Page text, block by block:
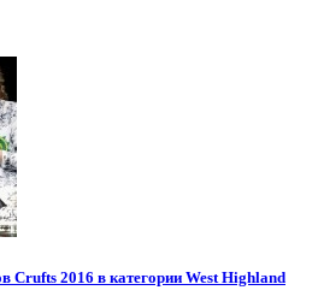
Crufts 2016 в категории West Highland